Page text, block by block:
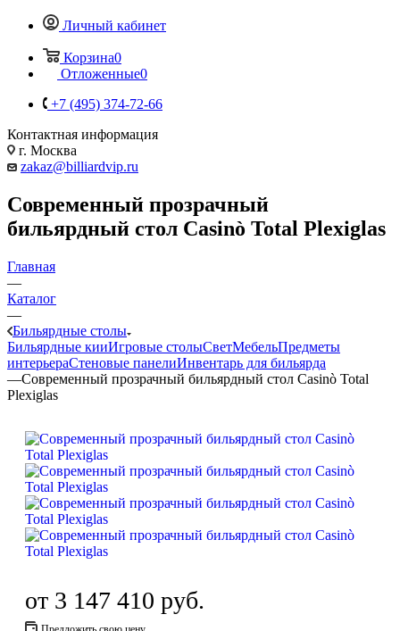
Личный кабинет
Корзина0
Отложенные0
+7 (495) 374-72-66
Контактная информация
г. Москва
zakaz@billiardvip.ru
Современный прозрачный
бильярдный стол Casinò Total Plexiglas
Главная
—
Каталог
—
Бильярдные столы
Бильярдные кииИгровые столыСветМебельПредметы
интерьераСтеновые панелиИнвентарь для бильярда
—Современный прозрачный бильярдный стол Casinò Total
Plexiglas
от 3 147 410 руб.